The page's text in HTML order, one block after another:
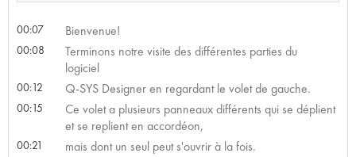
00:07 Bienvenue!
00:08
Terminons notre visite des différentes parties du
logiciel
00:12 Q-SYS Designer en regardant le volet de gauche.
00:15
Ce volet a plusieurs panneaux différents qui se déplient
et se replient en accordéon,
00:21 mais dont un seul peut s'ouvrir à la fois.